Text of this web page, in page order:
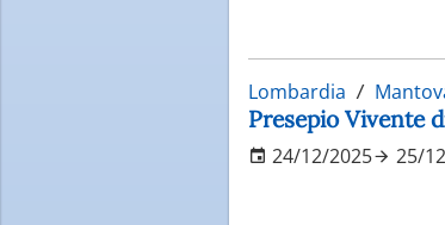
Lombardia
Presepio Vivente
24/12/2025 25/